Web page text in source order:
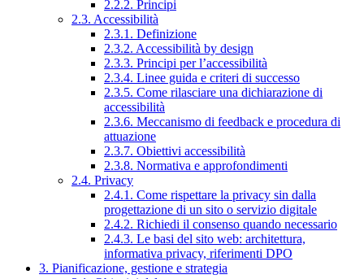
2.2.2. Principi
2.3. Accessibilità
2.3.1. Definizione
2.3.2. Accessibilità by design
2.3.3. Principi per l’accessibilità
2.3.4. Linee guida e criteri di successo
2.3.5. Come rilasciare una dichiarazione di
accessibilità
2.3.6. Meccanismo di feedback e procedura di
attuazione
2.3.7. Obiettivi accessibilità
2.3.8. Normativa e approfondimenti
2.4. Privacy
2.4.1. Come rispettare la privacy sin dalla
progettazione di un sito o servizio digitale
2.4.2. Richiedi il consenso quando necessario
2.4.3. Le basi del sito web: architettura,
informativa privacy, riferimenti DPO
3. Pianificazione, gestione e strategia